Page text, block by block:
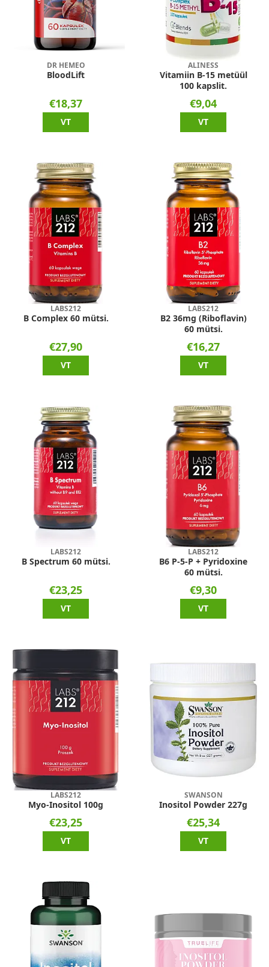
DR HEMEO
BloodLift
€18,37
VT
ALINESS
Vitamiin B-15 metüül
100 kapslit.
€9,04
VT
LABS212
B Complex 60 mütsi.
€27,90
VT
LABS212
B2 36mg (Riboflavin)
60 mütsi.
€16,27
VT
LABS212
B Spectrum 60 mütsi.
€23,25
VT
LABS212
B6 P-5-P + Pyridoxine
60 mütsi.
€9,30
VT
LABS212
Myo-Inositol 100g
€23,25
VT
SWANSON
Inositol Powder 227g
€25,34
VT